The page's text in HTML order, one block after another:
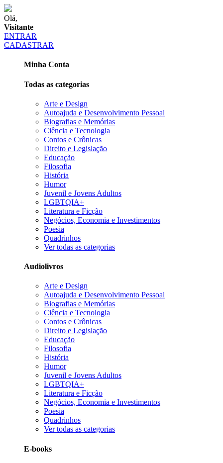
Olá,
Visitante
ENTRAR
CADASTRAR
Minha Conta
Todas as categorias
Arte e Design
Autoajuda e Desenvolvimento Pessoal
Biografias e Memórias
Ciência e Tecnologia
Contos e Crônicas
Direito e Legislação
Educação
Filosofia
História
Humor
Juvenil e Jovens Adultos
LGBTQIA+
Literatura e Ficção
Negócios, Economia e Investimentos
Poesia
Quadrinhos
Ver todas as categorias
Audiolivros
Arte e Design
Autoajuda e Desenvolvimento Pessoal
Biografias e Memórias
Ciência e Tecnologia
Contos e Crônicas
Direito e Legislação
Educação
Filosofia
História
Humor
Juvenil e Jovens Adultos
LGBTQIA+
Literatura e Ficção
Negócios, Economia e Investimentos
Poesia
Quadrinhos
Ver todas as categorias
E-books